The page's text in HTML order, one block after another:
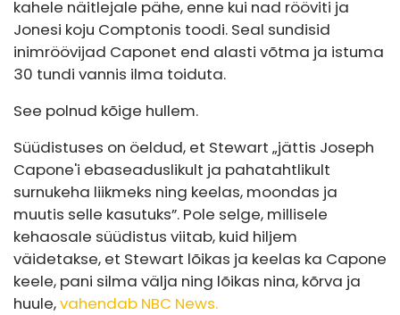
kahele näitlejale pähe, enne kui nad rööviti ja
Jonesi koju Comptonis toodi. Seal sundisid
inimröövijad Caponet end alasti võtma ja istuma
30 tundi vannis ilma toiduta.
See polnud kõige hullem.
Süüdistuses on öeldud, et Stewart „jättis Joseph
Capone'i ebaseaduslikult ja pahatahtlikult
surnukeha liikmeks ning keelas, moondas ja
muutis selle kasutuks”. Pole selge, millisele
kehaosale süüdistus viitab, kuid hiljem
väidetakse, et Stewart lõikas ja keelas ka Capone
keele, pani silma välja ning lõikas nina, kõrva ja
huule,vahendab NBC News.